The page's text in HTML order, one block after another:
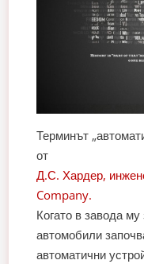
Терминът
от
Д.С. Хардер,
Company.
Когато в завода
автомобили
автоматични